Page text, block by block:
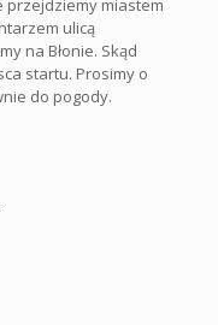
przejdziemy miastem
ulicą
na Błonie. Skąd
startu. Prosimy o
do pogody.